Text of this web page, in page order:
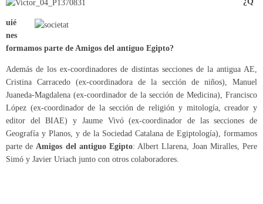
uié
nes
formamos parte de Amigos del antiguo Egipto?
Además de los ex-coordinadores de distintas secciones de la antigua AE,
Cristina Carracedo (ex-coordinadora de la sección de niños), Manuel
Juaneda-Magdalena (ex-coordinador de la sección de Medicina), Francisco
López (ex-coordinador de la sección de religión y mitología, creador y
editor del BIAE) y Jaume Vivó (ex-coordinador de las secciones de
Geografía y Planos, y de la Sociedad Catalana de Egiptología), formamos
parte de Amigos del antiguo Egipto: Albert Llarena, Joan Miralles, Pere
Simó y Javier Uriach junto con otros colaboradores.